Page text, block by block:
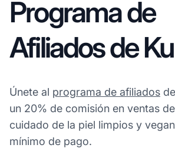
Programa de
Afiliados de
Únete al programa de afiliados
un 20% de comisión en ventas
cuidado de la piel limpios y
mínimo de pago.